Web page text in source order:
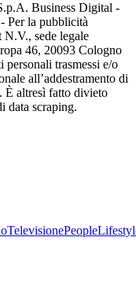
Business Digital -
Per la pubblicità
sede legale
46, 20093 Cologno
personali trasmessi e/o
all’addestramento di
È altresì fatto divieto
data scraping.
TelevisionePeople